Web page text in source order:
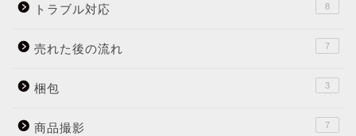
トラブル対応 8
売れた後の流れ 7
梱包 3
商品撮影 7